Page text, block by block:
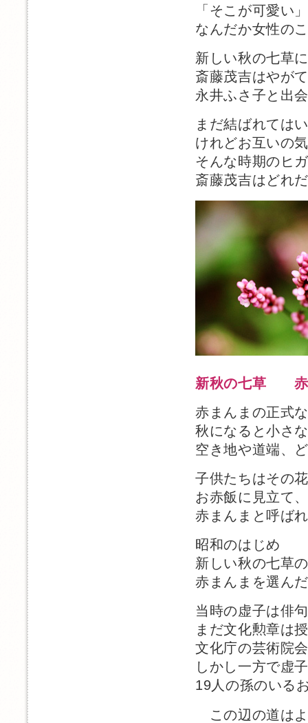
「そこが可愛い
なんだか女性の
新しい秋の七草
斎藤茂吉はやが
永井ふさ子と出
まだ結ばれては
けれどお互いの
そんな時期のヒ
斎藤茂吉はどれ
新秋の七草 赤
赤まんまの正式
秋になると小さ
空き地や道端、
子供たちはその
お赤飯に見立て
赤まんまと呼ば
昭和のはじめ
新しい秋の七草
赤まんまを選ん
当時の虚子は俳
まだ文化勲章は
文化庁の芸術院
しかし一方で虚
19人の孫のいる
この辺の道は